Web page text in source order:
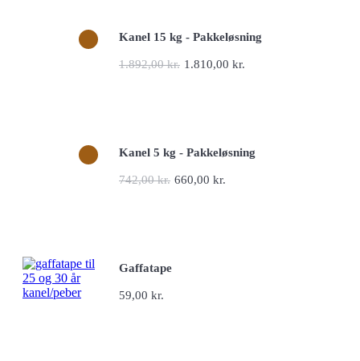
Kanel 15 kg - Pakkeløsning
1.892,00kr. 1.810,00 kr.
Kanel 5 kg - Pakkeløsning
742,00kr. 660,00 kr.
Gaffatape
59,00 kr.